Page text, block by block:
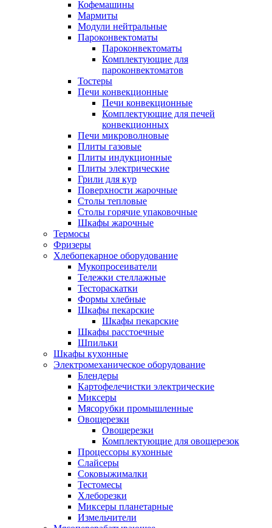
Кофемашины
Мармиты
Модули нейтральные
Пароконвектоматы
Пароконвектоматы
Комплектующие для
пароконвектоматов
Тостеры
Печи конвекционные
Печи конвекционные
Комплектующие для печей
конвекционных
Печи микроволновые
Плиты газовые
Плиты индукционные
Плиты электрические
Грили для кур
Поверхности жарочные
Столы тепловые
Столы горячие упаковочные
Шкафы жарочные
Термосы
Фризеры
Хлебопекарное оборудование
Мукопросеиватели
Тележки стеллажные
Тестораскатки
Формы хлебные
Шкафы пекарские
Шкафы пекарские
Шкафы расстоечные
Шпильки
Шкафы кухонные
Электромеханическое оборудование
Блендеры
Картофелечистки электрические
Миксеры
Мясорубки промышленные
Овощерезки
Овощерезки
Комплектующие для овощерезок
Процессоры кухонные
Слайсеры
Соковыжималки
Тестомесы
Хлеборезки
Миксеры планетарные
Измельчители